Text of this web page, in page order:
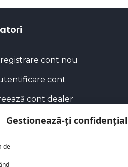
Gestionează-ți
de
cont nou
cont
cont dealer
de plată